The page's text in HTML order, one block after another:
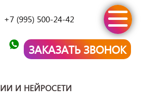
+7 (995) 500-24-42
ЗАКАЗАТЬ ЗВОНОК
ИИ И НЕЙРОСЕТИ